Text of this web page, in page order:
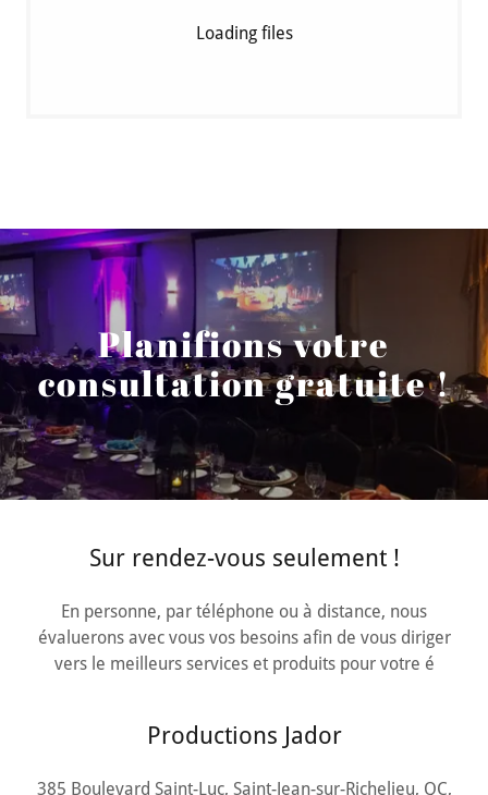
Loading files
Planifions votre
consultation gratuite !
Sur rendez-vous seulement !
En personne, par téléphone ou à distance, nous
évaluerons avec vous vos besoins afin de vous diriger
vers le meilleurs services et produits pour votre é
Productions Jador
385 Boulevard Saint-Luc, Saint-Jean-sur-Richelieu, QC,